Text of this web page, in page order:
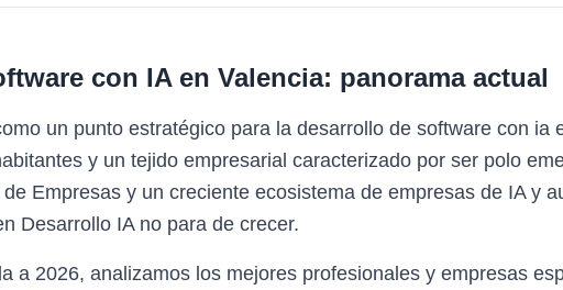
con IAen Valencia: panorama actual
un punto estratégico para la desarrollo de software con ia
y un tejido empresarial caracterizado por ser polo
Empresas y un creciente ecosistema de empresas de IA y
Desarrollo IA no para de crecer.
a 2026, analizamos los mejores profesionales y empresas